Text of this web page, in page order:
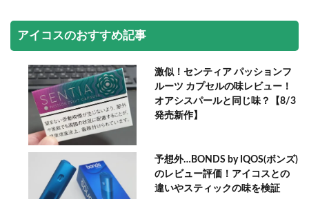
アイコスのおすすめ記事
激似！センティア パッションフ
ルーツ カプセルの味レビュー！
オアシスパールと同じ味？【8/3
発売新作】
予想外…BONDS by IQOS(ボンズ)
のレビュー評価！アイコスとの
違いやスティックの味を検証